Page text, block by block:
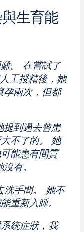
生育能
。 在嘗試了
工授精後，她
孕兩次，但都
提到過去曾患
不了的。 她
能患有間質
有。
洗手間。 她不
重新入睡。
統症狀，我